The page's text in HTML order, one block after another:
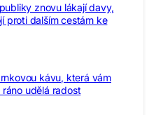
znovu lákají davy,
proti dalším cestám ke
kávu, která vám
udělá radost